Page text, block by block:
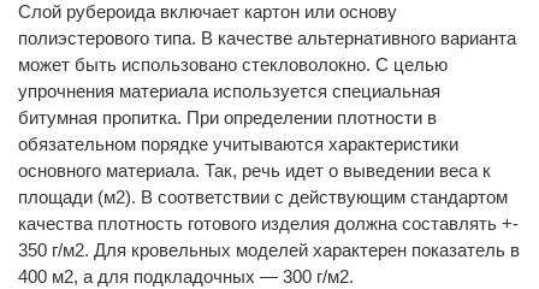
Слой рубероида включает картон или основу
полиэстерового типа. В качестве альтернативного варианта
может быть использовано стекловолокно. С целью
упрочнения материала используется специальная
битумная пропитка. При определении плотности в
обязательном порядке учитываются характеристики
основного материала. Так, речь идет о выведении веса к
площади (м2). В соответствии с действующим стандартом
качества плотность готового изделия должна составлять +-
350 г/м2. Для кровельных моделей характерен показатель в
400 м2, а для подкладочных — 300 г/м2.